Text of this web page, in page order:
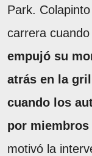
Park.
carrera cuando
empujó su
atrás en la
cuando los
por
motivó la